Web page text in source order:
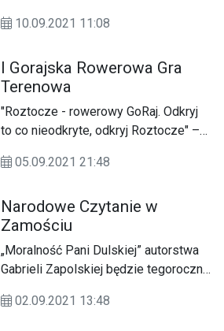
10.09.2021 11:08
I Gorajska Rowerowa Gra
Terenowa
"Roztocze - rowerowy GoRaj. Odkryj
to co nieodkryte, odkryj Roztocze" –
Gorajska Rowerowa Gra Terenowa.
wyruszyło z miejsca zbiórki przy
Zespole Szkół w Goraju.
05.09.2021 21:48
Narodowe Czytanie w
Zamościu
„Moralność Pani Dulskiej” autorstwa
Gabrieli Zapolskiej będzie tegoroczną
Czytania.
02.09.2021 13:48